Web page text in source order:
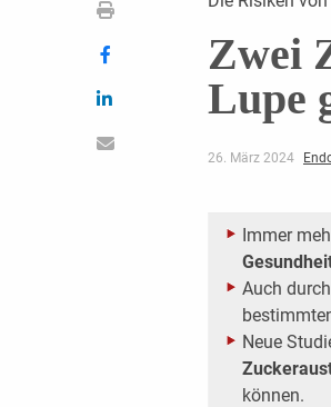
Zwei
Lupe
26. März 2024
Immer
Auch
Neue
können.